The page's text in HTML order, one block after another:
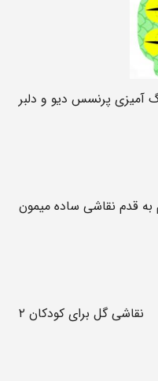
آمیزی پرنسس دیو و دلبر
قدم نقاشی ساده میمون
نقاشی گل برای کودکان ۲